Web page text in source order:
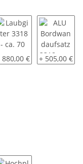
- ca. 60 cm SP-Line -
3318 - ca. 70
880,00 € ALU
+ 505,00 €
oben pendelnd -
- ca. 70 cm - oben
Blech geschlossen